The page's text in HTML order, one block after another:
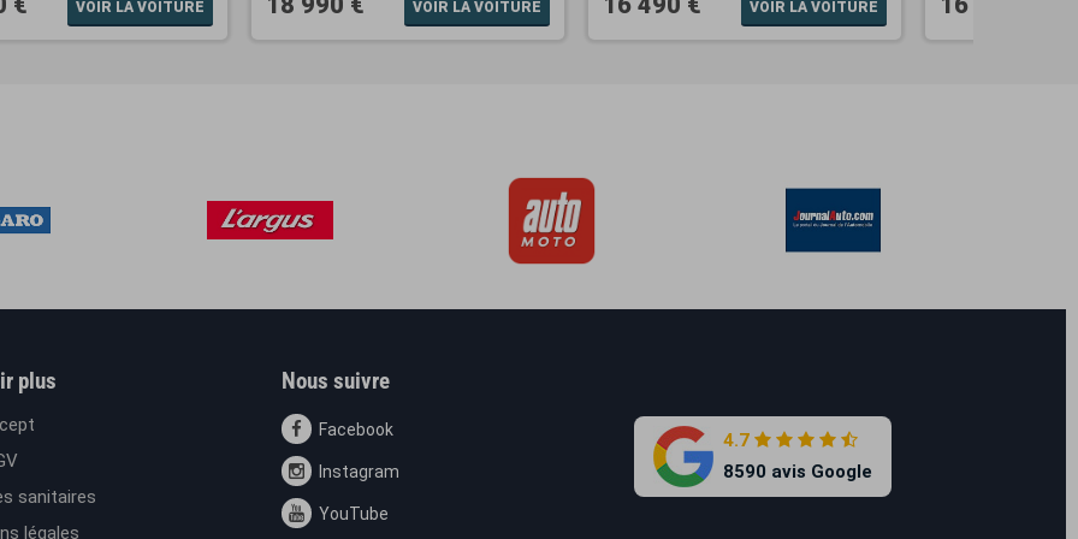
VOIR LA VOITURE VOIR LA VOITURE VOIR LA VOITURE
plus
sanitaires
légales
Nous suivre
Facebook
Instagram
YouTube
4.7
8590 avis Google